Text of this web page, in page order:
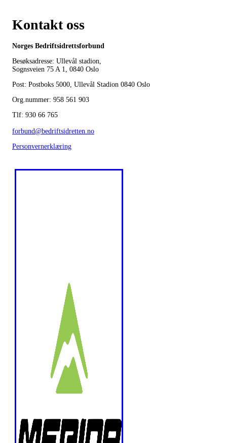
Kontakt oss
Norges Bedriftsidrettsforbund
Besøksadresse: Ullevål stadion,
Sognsveien 75 A 1, 0840 Oslo
Post: Postboks 5000, Ullevål Stadion 0840 Oslo
Org.nummer: 958 561 903
Tlf: 930 66 765
forbund@bedriftsidretten.no
Personvernerklæring